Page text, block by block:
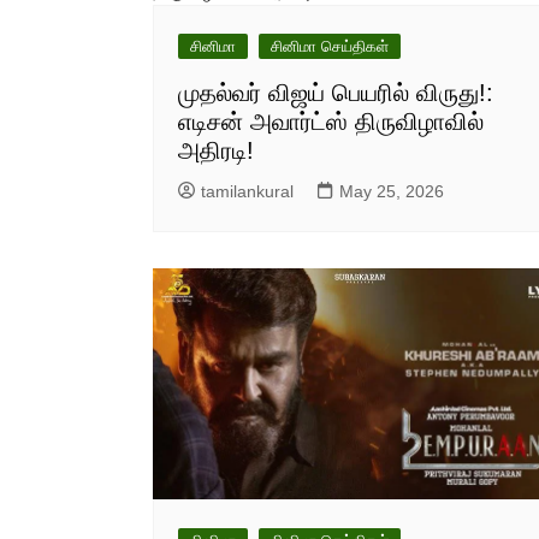
சினிமா சினிமா செய்திகள்
முதல்வர் விஜய் பெயரில் விருது!:
எடிசன் அவார்ட்ஸ் திருவிழாவில்
அதிரடி!
tamilankural May 25, 2026